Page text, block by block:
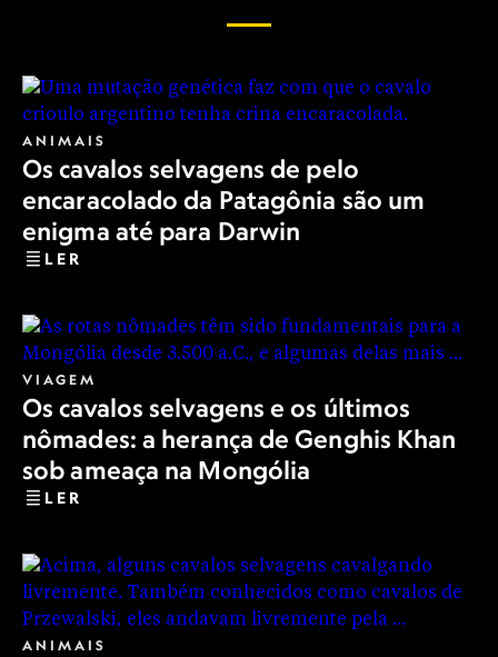
ANIMAIS
Os cavalos selvagens de pelo
encaracolado da Patagônia são um
enigma até para Darwin
LER
VIAGEM
Os cavalos selvagens e os últimos
nômades: a herança de Genghis Khan
sob ameaça na Mongólia
LER
ANIMAIS